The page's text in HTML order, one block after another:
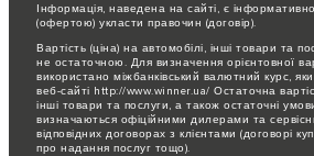
Інформація, наведена на сайті, є
(офертою) укласти правочин (договір).
Вартість (ціна) на автомобілі, інші товари та
не остаточною. Для визначення орієнтовної
використано міжбанківський валютний курс,
веб-сайті http://www.winner.ua/ Остаточна
інші товари та послуги, а також остаточні
визначаються офіційними дилерами та
відповідних договорах з клієнтами (договорі
про надання послуг тощо).